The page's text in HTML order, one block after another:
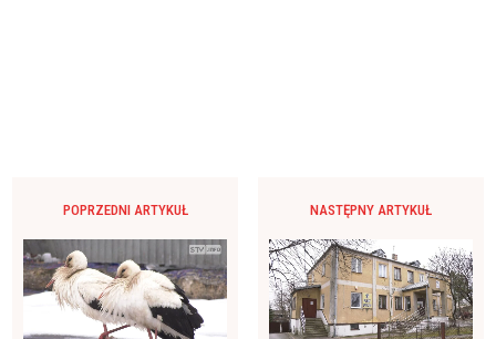
POPRZEDNI ARTYKUŁ NASTĘPNY ARTYKUŁ